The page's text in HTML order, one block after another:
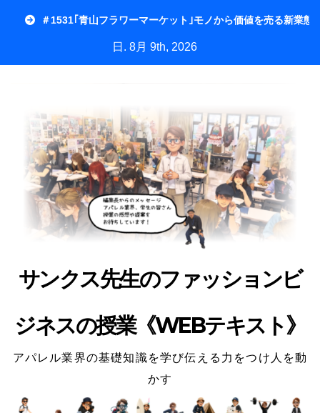
＃1531｢青山フラワーマーケット｣モノから価値を売る新業態
日. 8月 9th, 2026
サンクス先生のファッションビ
ジネスの授業《WEBテキスト》
アパレル業界の基礎知識を学び伝える力をつけ人を動
かす